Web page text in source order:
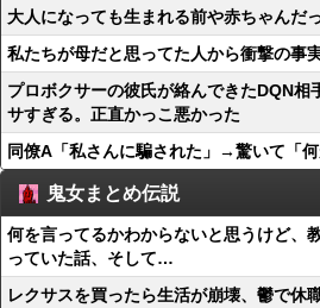
大人になっても生まれる前や赤ちゃんだ
私たちが母だと思ってた人から衝撃の事
プロボクサーの彼氏が絡んできたDQN相
サすぎる。正直かっこ悪かった
同僚A「私さんに騙された」→驚いて「
鬼女まとめ伝説
何を言ってるかわからないと思うけど、
っていた話、そして…
レクサスを買ったら生活が崩壊、鬱で休